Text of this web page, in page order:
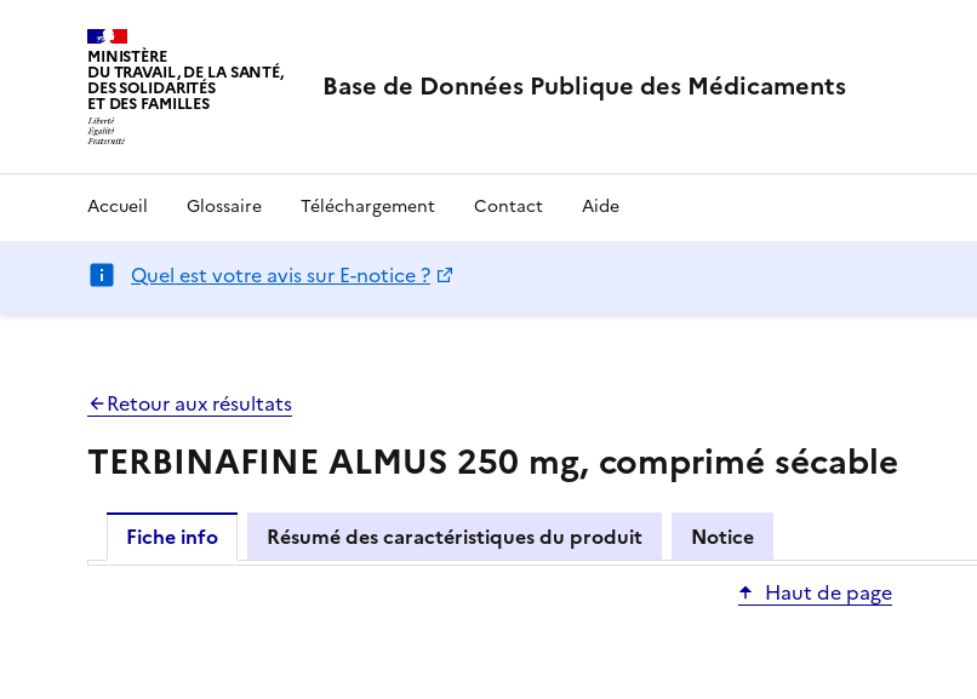
MINISTÈRE
DU TRAVAIL, DE LA SANTÉ,
DES SOLIDARITÉS
ET DES FAMILLES Base de Données Publique des Médicaments
Accueil Glossaire Téléchargement Contact Aide
Quel est votre avis sur E-notice ?
Retour aux résultats
TERBINAFINE ALMUS 250 mg, comprimé sécable
Fiche info Résumé des caractéristiques du produit
Notice
Haut de page